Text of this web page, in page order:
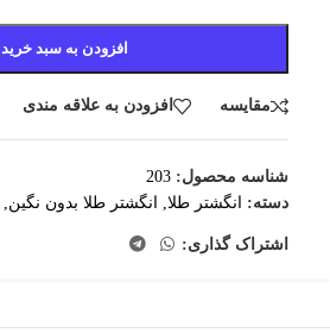
افزودن به سبد خرید
مقایسه افزودن به علاقه مندی
شناسه محصول: 203
دسته:
انگشتر طلا انگشتر طلا بدون نگین
اشتراک گذاری: